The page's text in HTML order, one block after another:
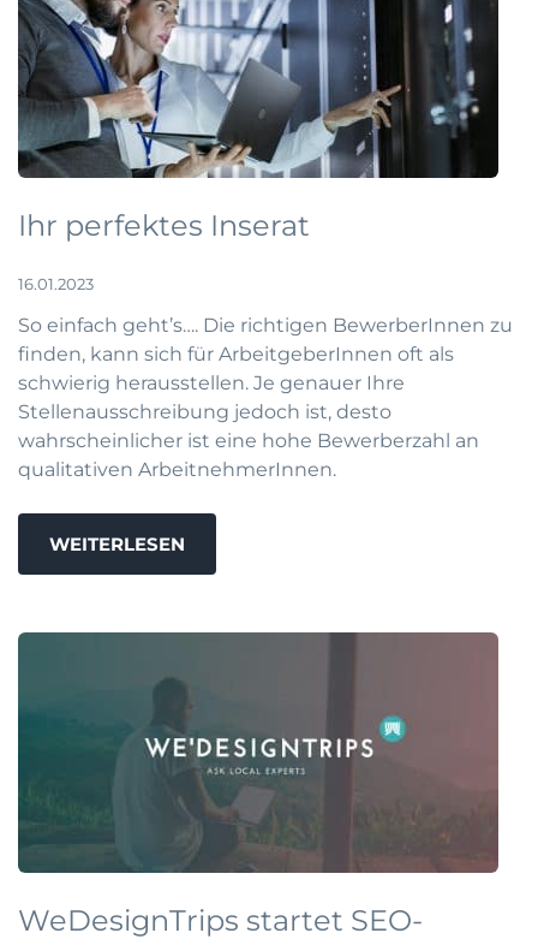
Ihr perfektes Inserat
16.01.2023
So einfach geht’s…. Die richtigen BewerberInnen zu
finden, kann sich für ArbeitgeberInnen oft als
schwierig herausstellen. Je genauer Ihre
Stellenausschreibung jedoch ist, desto
wahrscheinlicher ist eine hohe Bewerberzahl an
qualitativen ArbeitnehmerInnen.
WEITERLESEN
WeDesignTrips startet SEO-